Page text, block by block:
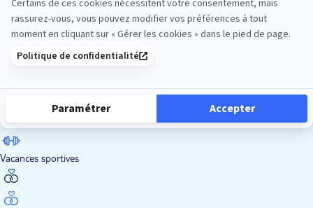
Vacances sportives